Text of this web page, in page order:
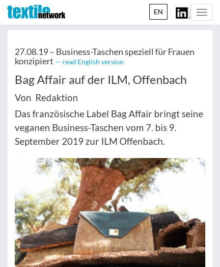
EN
27.08.19 – Business-Taschen speziell für Frauen
konzipiert — read English version
Bag Affair auf der ILM, Offenbach
Von Redaktion
Das französische Label Bag Affair bringt seine
veganen Business-Taschen vom 7. bis 9.
September 2019 zur ILM Offenbach.